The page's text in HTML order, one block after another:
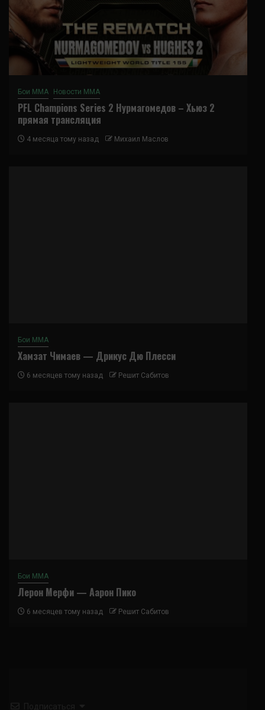
Бои ММА Новости ММА
PFL Champions Series 2 Нурмагомедов – Хьюз 2
прямая трансляция
4 месяца тому назад Михаил Маслов
Бои ММА
Хамзат Чимаев — Дрикус Дю Плесси
6 месяцев тому назад Решит Сабитов
Бои ММА
Лерон Мерфи — Аарон Пико
6 месяцев тому назад Решит Сабитов